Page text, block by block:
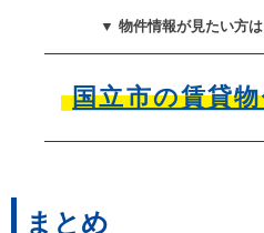
▼ 物件情報が見たい方
国立市の賃貸
まとめ